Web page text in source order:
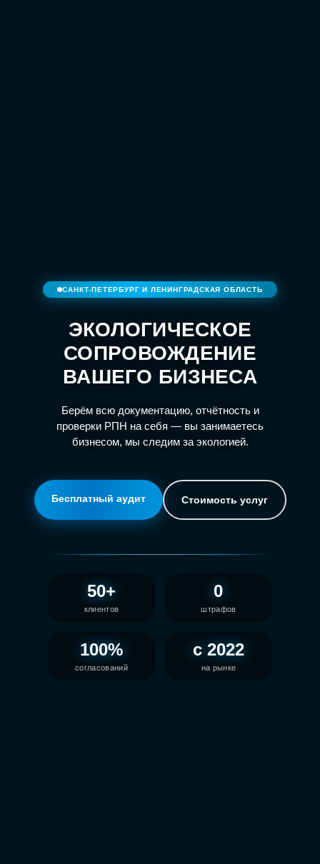
САНКТ-ПЕТЕРБУРГ И ЛЕНИНГРАДСКАЯ ОБЛАСТЬ
ЭКОЛОГИЧЕСКОЕ
СОПРОВОЖДЕНИЕ
ВАШЕГО БИЗНЕСА
Берём всю документацию, отчётность и
проверки РПН на себя — вы занимаетесь
бизнесом, мы следим за экологией.
Бесплатный аудит Стоимость услуг
50+
клиентов
0
штрафов
100%
согласований
с 2022
на рынке